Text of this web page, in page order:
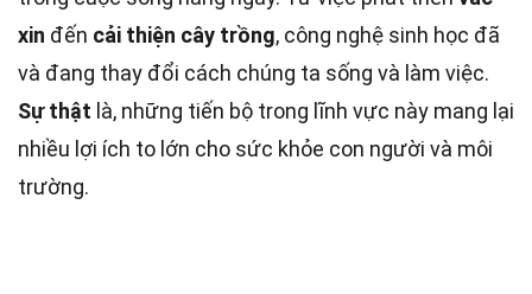
xin đến cải thiện cây trồng, công nghệ sinh học đã
và đang thay đổi cách chúng ta sống và làm việc.
Sự thật là, những tiến bộ trong lĩnh vực này mang lại
nhiều lợi ích to lớn cho sức khỏe con người và môi
trường.